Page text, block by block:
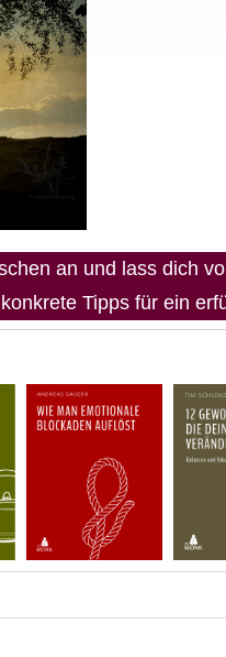
an und lass dich
Tipps für ein